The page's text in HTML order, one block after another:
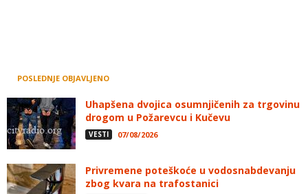
POSLEDNJE OBJAVLJENO
Uhapšena dvojica osumnjičenih za trgovinu
drogom u Požarevcu i Kučevu
VESTI 07/08/2026
Privremene poteškoće u vodosnabdevanju
zbog kvara na trafostanici